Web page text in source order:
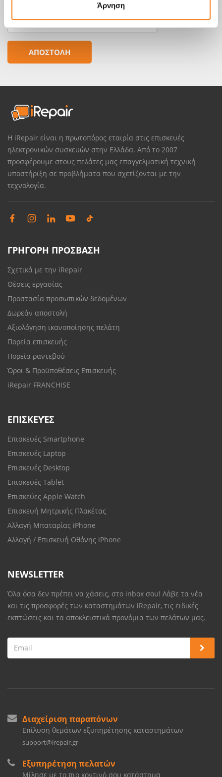
Άρνηση
Η iRepair είναι η πρωτοπόρος εταιρία στις επισκευές
ηλεκτρονικών συσκευών στην Ελλάδα. Από το 2007
προσφέρουμε στους πελάτες μας επαγγελματική τεχνική
υποστήριξη σε προβλήματα που σχετίζονται με την
τεχνολογία.
ΓΡΗΓΟΡΗ ΠΡΟΣΒΑΣΗ
Σχετικά με την iRepair
Θέσεις εργασίας
Προστασία προσωπικών δεδομένων
Δωρεάν αποστολή
Αξιολόγηση ικανοποίησης πελάτη
Πορεία επισκευής
Πορεία ραντεβού
Όροι & Προϋποθέσεις Επισκευής
iRepair FRANCHISE
ΕΠΙΣΚΕΥΈΣ
Επισκευές Smartphone
Επισκευές Laptop
Επισκευές Desktop
Επισκευές Tablet
Επισκεύες Apple Watch
Επισκευή Μητρικής Πλακέτας
Αλλαγή Μπαταρίας iPhone
Αλλαγή / Επισκευή Οθόνης iPhone
NEWSLETTER
Όλα όσα δεν πρέπει να χάσεις, στο inbox σου! Λάβε τα νέα
και τις προσφορές των καταστημάτων iRepair, τις ειδικές
εκπτώσεις και τα αποκλειστικά προνόμια των πελάτων μας.
Διαχείριση παραπόνων
Επίλυση θεμάτων εξυπηρέτησης καταστημάτων
support@irepair.gr
Εξυπηρέτηση πελατών
Μίλησε με το πιο κοντινό σου κατάστημα